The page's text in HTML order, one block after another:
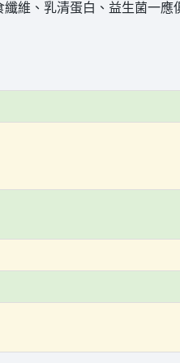
維、乳清蛋白、益生菌一應